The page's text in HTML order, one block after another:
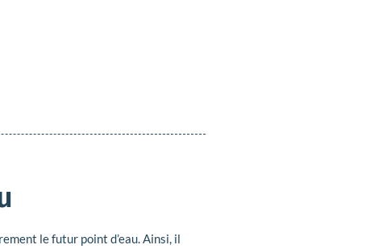
le futur point d’eau. Ainsi, il